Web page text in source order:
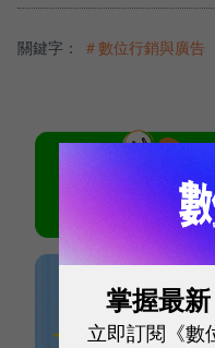
關鍵字： ＃數位行銷與廣告
掌握最
立即訂閱《數